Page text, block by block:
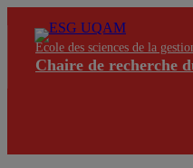
École des sciences de la
Chaire de recherche